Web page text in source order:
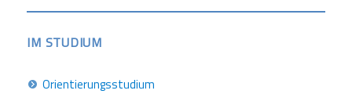
IM STUDIUM
Orientierungsstudium